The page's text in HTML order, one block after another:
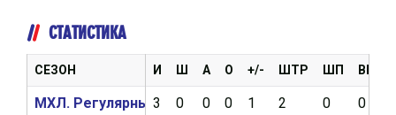
СТАТИСТИКА
И Ш А О +/- ШТР ШП ВБР
3 0 0 0 1 2 0 0
СЕЗОН
МХЛ. Регулярный чемпионат 2016/2017